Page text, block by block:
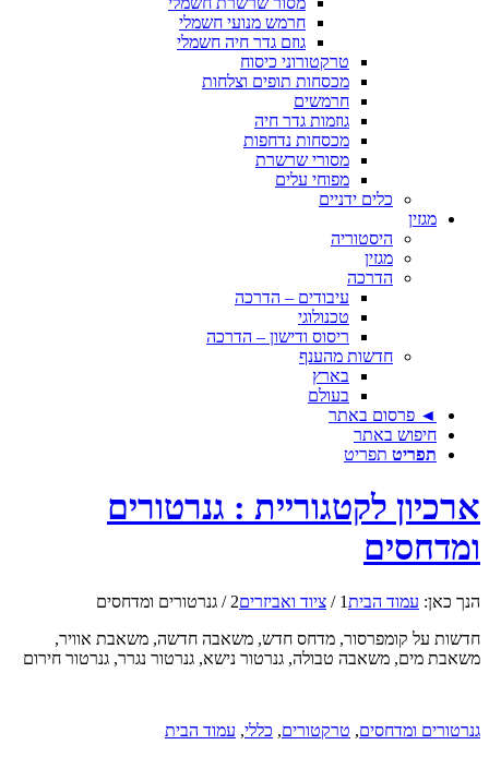
חרמש מנועי חשמלי
גוזם גדר חיה חשמלי
טרקטורוני כיסוח
מכסחות תופים וצלחות
חרמשים
גוזמות גדר חיה
מכסחות נדחפות
מסורי שרשרת
מפוחי עלים
כלים ידניים
מגזין
היסטוריה
מגזין
הדרכה
עיבודים – הדרכה
טכנולוגי
ריסוס ודישון – הדרכה
חדשות מהענף
בארץ
בעולם
◄ פרסום באתר
חיפוש באתר
תפריט תפריט
ארכיון לקטגוריית : גנרטורים
ומדחסים
הנך כאן: עמוד הבית1
/ ציוד ואביזרים2
/ גנרטורים ומדחסים
חדשות על קומפרסור, מדחס חדש, משאבה חדשה, משאבת אוויר,
משאבת מים, משאבה טבולה, גנרטור נישא, גנרטור נגרר, גנרטור חירום
גנרטורים ומדחסים, טרקטורים, כללי, עמוד הבית